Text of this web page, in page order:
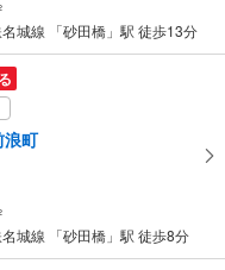
城線 「砂田橋」駅 徒歩13分
浪町
城線 「砂田橋」駅 徒歩8分